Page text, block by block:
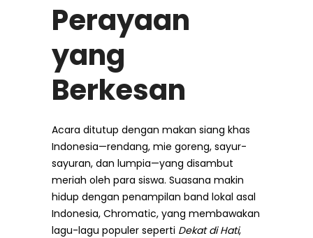
Perayaan
yang
Berkesan
Acara ditutup dengan makan siang khas
Indonesia—rendang, mie goreng, sayur-
sayuran, dan lumpia—yang disambut
meriah oleh para siswa. Suasana makin
hidup dengan penampilan band lokal asal
Indonesia, Chromatic, yang membawakan
lagu-lagu populer seperti Dekat di Hati,